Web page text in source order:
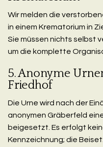
Wir melden die
in einem Krematorium in
Sie müssen nichts selbst
um die komplette
5. Anonyme
Friedhof
Die Urne wird nach der
anonymen Gräberfeld
beigesetzt. Es erfolgt
Kennzeichnung; die